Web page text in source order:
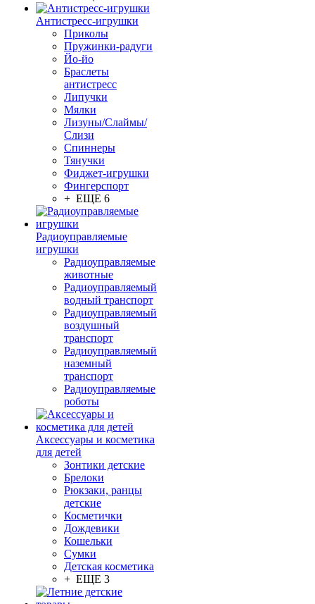
Антистресс-игрушки
Приколы
Пружинки-радуги
Йо-йо
Браслеты
антистресс
Липучки
Мялки
Лизуны/Слаймы/
Слизи
Спиннеры
Тянучки
Фиджет-игрушки
Фингерспорт
+ ЕЩЕ 6
Радиоуправляемые
игрушки
Радиоуправляемые
животные
Радиоуправляемый
водный транспорт
Радиоуправляемый
воздушный
транспорт
Радиоуправляемый
наземный
транспорт
Радиоуправляемые
роботы
Аксессуары и косметика
для детей
Зонтики детские
Брелоки
Рюкзаки, ранцы
детские
Косметички
Дождевики
Кошельки
Сумки
Детская косметика
+ ЕЩЕ 3